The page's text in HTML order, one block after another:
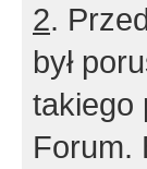
2.
był
takiego
Forum.